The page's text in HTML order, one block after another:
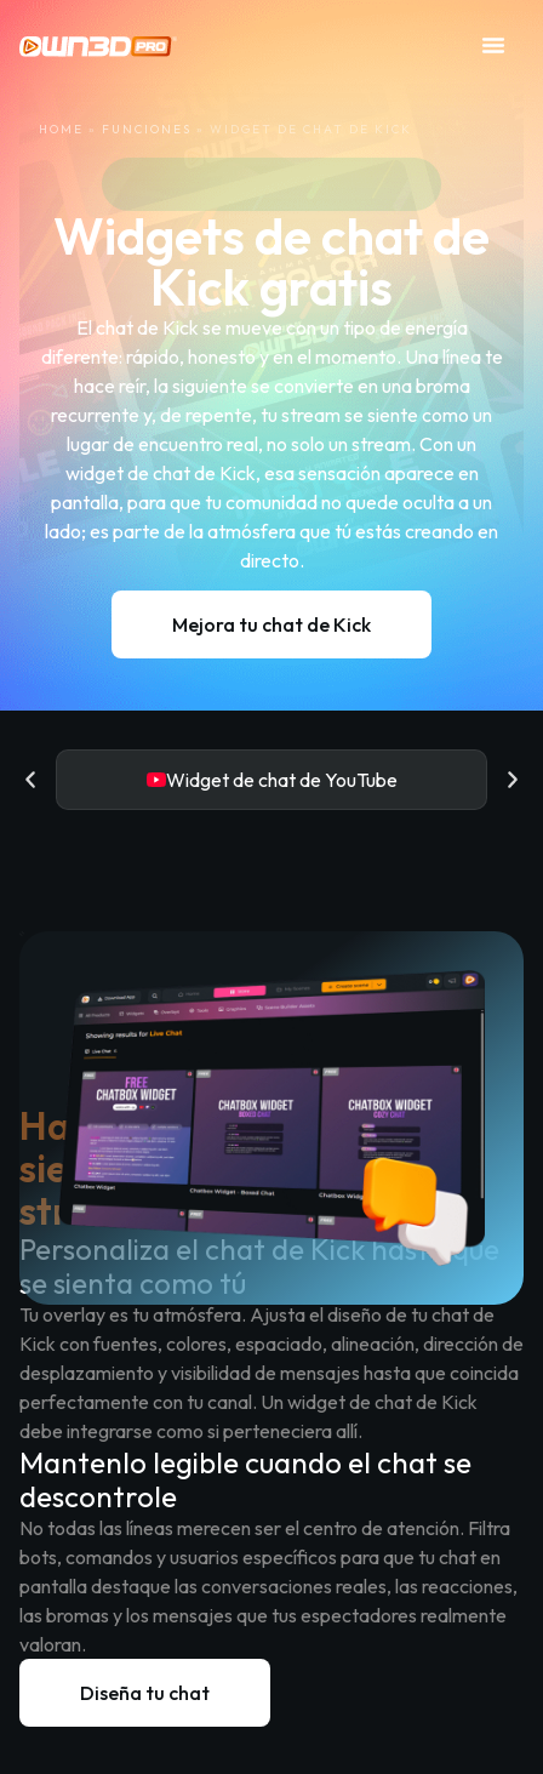
HOME » FUNCIONES » WIDGET DE CHAT DE KICK
Widgets de chat de
Kick gratis
El chat de Kick se mueve con un tipo de energía
diferente: rápido, honesto y en el momento. Una línea te
hace reír, la siguiente se convierte en una broma
recurrente y, de repente, tu stream se siente como un
lugar de encuentro real, no solo un stream. Con un
widget de chat de Kick, esa sensación aparece en
pantalla, para que tu comunidad no quede oculta a un
lado; es parte de la atmósfera que tú estás creando en
directo.
Mejora tu chat de Kick
Widget de chat de YouTube
Haz que tu chat de Kick se
sienta como parte del
stream
Personaliza el chat de Kick hasta que
se sienta como tú
Tu overlay es tu atmósfera. Ajusta el diseño de tu chat de
Kick con fuentes, colores, espaciado, alineación, dirección de
desplazamiento y visibilidad de mensajes hasta que coincida
perfectamente con tu canal. Un widget de chat de Kick
debe integrarse como si perteneciera allí.
Mantenlo legible cuando el chat se
descontrole
No todas las líneas merecen ser el centro de atención. Filtra
bots, comandos y usuarios específicos para que tu chat en
pantalla destaque las conversaciones reales, las reacciones,
las bromas y los mensajes que tus espectadores realmente
valoran.
Diseña tu chat